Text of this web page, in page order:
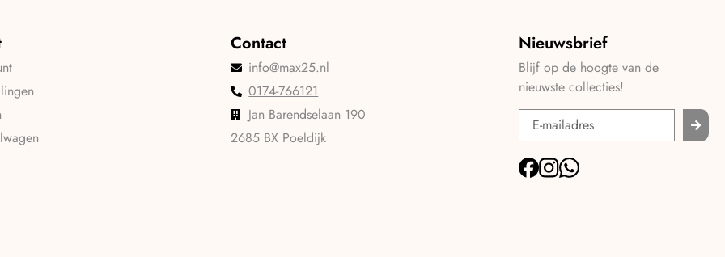
Contact
info@max25.nl
0174-766121
Jan Barendselaan 190
2685 BX Poeldijk
Nieuwsbrief
Blijf op de hoogte van de
nieuwste collecties!